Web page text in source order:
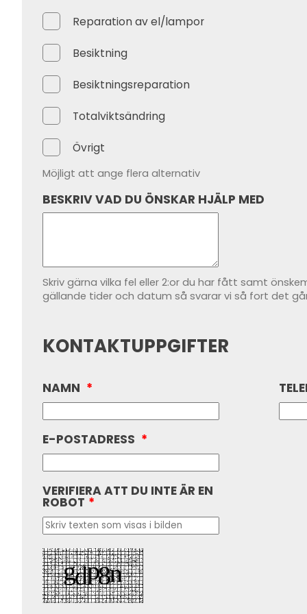
Reparation av el/lampor
Besiktning
Besiktningsreparation
Totalviktsändring
Övrigt
Möjligt att ange flera alternativ
BESKRIV VAD DU ÖNSKAR HJÄLP MED
Skriv gärna vilka fel eller 2:or du har fått samt
gällande tider och datum så svarar vi så fort det
KONTAKTUPPGIFTER
NAMN *
E-POSTADRESS *
VERIFIERA ATT DU INTE ÄR EN
ROBOT *